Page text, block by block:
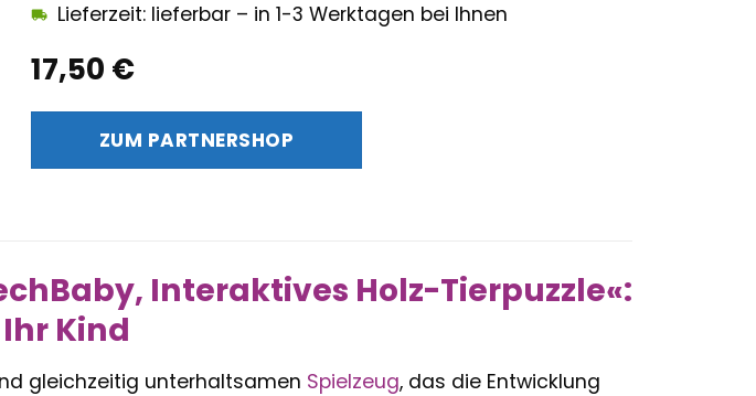
17,50 €
Lieferzeit: lieferbar – in 1-3 Werktagen bei Ihnen
ZUM PARTNERSHOP
Interaktives Holz-Tierpuzzle«:
Kind
gleichzeitig unterhaltsamen Spielzeug, das die Entwicklung